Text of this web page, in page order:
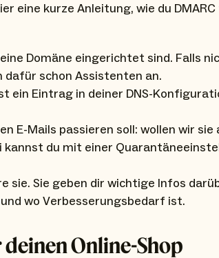
eine kurze Anleitung, wie du
Domäne eingerichtet sind. Falls
schon Assistenten an.
ein Eintrag in deiner DNS-
E-Mails passieren soll: wollen wir sie
kannst du mit einer
sie. Sie geben dir wichtige Infos
wo Verbesserungsbedarf ist.
Online-Shop